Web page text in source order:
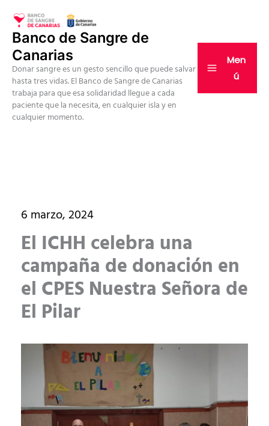
contenido
Banco de Sangre de
Canarias
Donar sangre es un gesto sencillo que puede salvar
hasta tres vidas. El Banco de Sangre de Canarias
trabaja para que esa solidaridad llegue a cada
paciente que la necesita, en cualquier isla y en
cualquier momento.
Men
ú
6 marzo, 2024
El ICHH celebra una
campaña de donación en
el CPES Nuestra Señora de
El Pilar